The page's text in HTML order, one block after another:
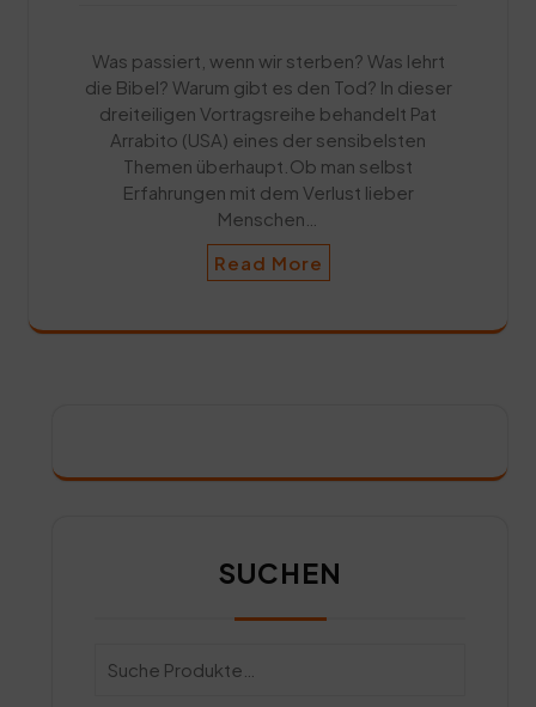
Was passiert, wenn wir sterben? Was lehrt
die Bibel? Warum gibt es den Tod? In dieser
dreiteiligen Vortragsreihe behandelt Pat
Arrabito (USA) eines der sensibelsten
Themen überhaupt.Ob man selbst
Erfahrungen mit dem Verlust lieber
Menschen…
Read More
SUCHEN